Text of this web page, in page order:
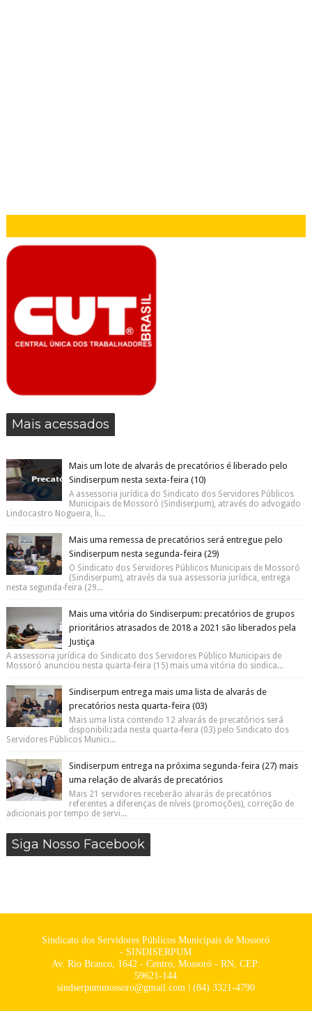
Mais acessados
Mais um lote de alvarás de precatórios é liberado pelo
Sindiserpum nesta sexta-feira (10)
A assessoria jurídica do Sindicato dos Servidores Públicos
Municipais de Mossoró (Sindiserpum), através do advogado
Lindocastro Nogueira, li...
Mais uma remessa de precatórios será entregue pelo
Sindiserpum nesta segunda-feira (29)
O Sindicato dos Servidores Públicos Municipais de Mossoró
(Sindiserpum), através da sua assessoria jurídica, entrega
nesta segunda-feira (29...
Mais uma vitória do Sindiserpum: precatórios de grupos
prioritários atrasados de 2018 a 2021 são liberados pela
Justiça
A assessoria jurídica do Sindicato dos Servidores Público Municipais de
Mossoró anunciou nesta quarta-feira (15) mais uma vitória do sindica...
Sindiserpum entrega mais uma lista de alvarás de
precatórios nesta quarta-feira (03)
Mais uma lista contendo 12 alvarás de precatórios será
disponibilizada nesta quarta-feira (03) pelo Sindicato dos
Servidores Públicos Munici...
Sindiserpum entrega na próxima segunda-feira (27) mais
uma relação de alvarás de precatórios
Mais 21 servidores receberão alvarás de precatórios
referentes a diferenças de níveis (promoções), correção de
adicionais por tempo de servi...
Siga Nosso Facebook
Sindicato dos Servidores Públicos Municipais de Mossoró
- SINDISERPUM
Av. Rio Branco, 1642 - Centro, Mossoró - RN, CEP:
59621-144
sindserpummossoro@gmail.com | (84) 3321-4790